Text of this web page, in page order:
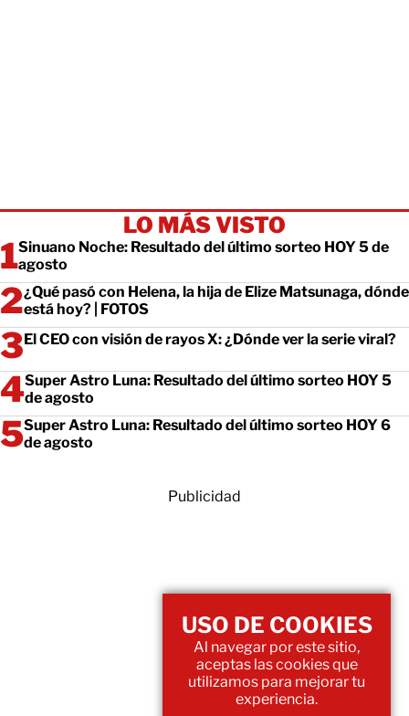
LO MÁS VISTO
Sinuano Noche: Resultado del último sorteo HOY 5 de
agosto
¿Qué pasó con Helena, la hija de Elize Matsunaga, dónde
está hoy? | FOTOS
El CEO con visión de rayos X: ¿Dónde ver la serie viral?
Super Astro Luna: Resultado del último sorteo HOY 5
de agosto
Super Astro Luna: Resultado del último sorteo HOY 6
de agosto
Publicidad
USO DE COOKIES
Al navegar por este sitio,
aceptas las cookies que
utilizamos para mejorar tu
experiencia.